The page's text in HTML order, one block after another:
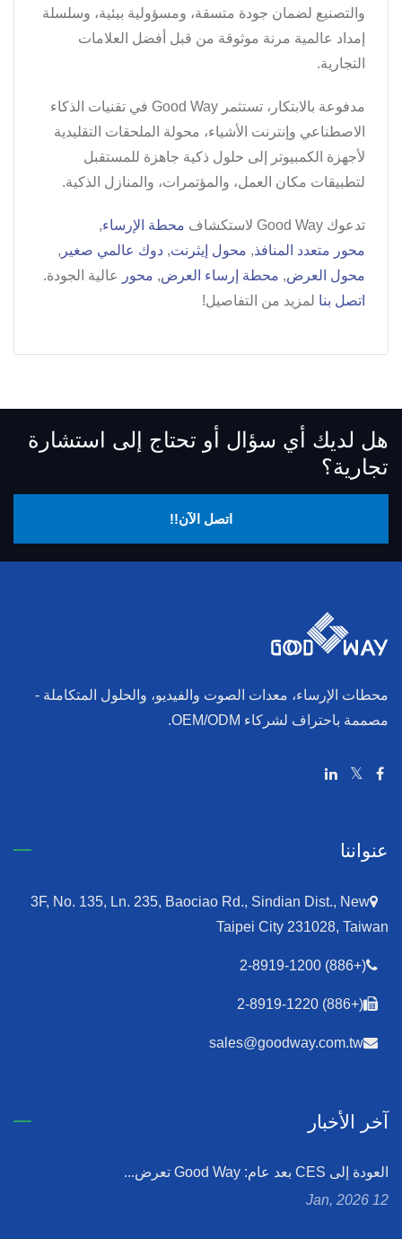
والتصنيع لضمان جودة متسقة، ومسؤولية بيئية، وسلسلة
إمداد عالمية مرنة موثوقة من قبل أفضل العلامات
التجارية.
مدفوعة بالابتكار، تستثمر Good Way في تقنيات الذكاء
الاصطناعي وإنترنت الأشياء، محولة الملحقات التقليدية
لأجهزة الكمبيوتر إلى حلول ذكية جاهزة للمستقبل
لتطبيقات مكان العمل، والمؤتمرات، والمنازل الذكية.
تدعوك Good Way لاستكشاف محطة الإرساء,
محور متعدد المنافذ, محول إيثرنت, دوك عالمي صغير ,
محول العرض, محطة إرساء العرض, محور
عالية الجودة.
اتصل بنا لمزيد من التفاصيل!
هل لديك أي سؤال أو تحتاج إلى استشارة
تجارية؟
اتصل الآن!!
محطات الإرساء، معدات الصوت والفيديو، والحلول المتكاملة -
مصممة باحتراف لشركاء OEM/ODM.
عنواننا
3F, No. 135, Ln. 235, Baociao Rd., Sindian Dist., New
Taipei City 231028, Taiwan
(+886) 2-8919-1200
(+886) 2-8919-1220
sales@goodway.com.tw
آخر الأخبار
العودة إلى CES بعد عام: Good Way تعرض...
12 Jan, 2026